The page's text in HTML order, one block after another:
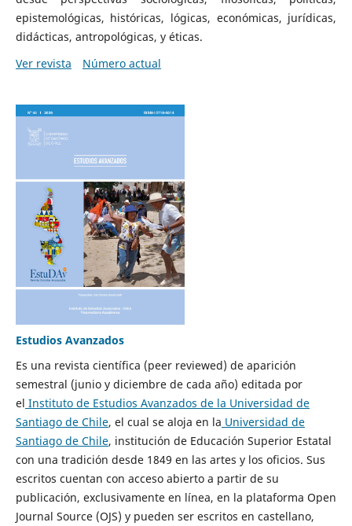
epistemológicas, históricas, lógicas, económicas, jurídicas,
didácticas, antropológicas, y éticas.
Ver revista
Número actual
Estudios Avanzados
Es una revista científica (peer reviewed) de aparición
semestral (junio y diciembre de cada año) editada por
el Instituto de Estudios Avanzados de la Universidad de
Santiago de Chile, el cual se aloja en la Universidad de
Santiago de Chile, institución de Educación Superior Estatal
con una tradición desde 1849 en las artes y los oficios. Sus
escritos cuentan con acceso abierto a partir de su
publicación, exclusivamente en línea, en la plataforma Open
Journal Source (OJS) y pueden ser escritos en castellano,